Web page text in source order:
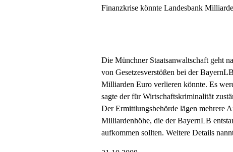
Finanzkrise könnte Landesbank
Die Münchner Staatsanwaltschaft geht
von Gesetzesverstößen bei der
Milliarden Euro verlieren könnte. Es
sagte der für Wirtschaftskriminalität
Der Ermittlungsbehörde lägen mehrere
Milliardenhöhe, die der BayernLB
aufkommen sollten. Weitere Details